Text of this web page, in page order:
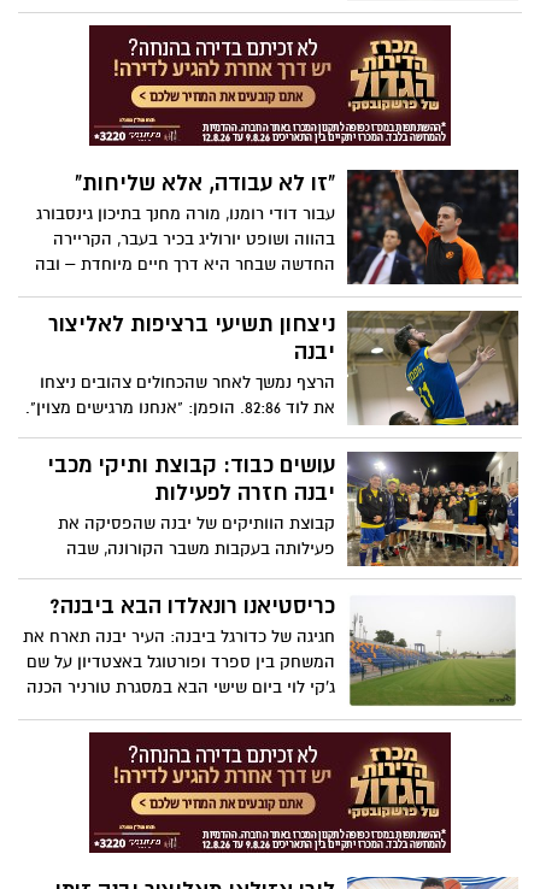
נוער ותושבים רבים לקיים פעילות ספורטיבית
במגרשי הספורט השכונתיים. בהתאם
להחלטת ראש העיר, רועי גבאי, יורחבו שעות
לעודד ספורט קהילתי-חוויתי קרוב לבית
"זו לא עבודה, אלא שליחות"
עבור דודי רומנו, מורה מחנך בתיכון גינסבורג
בהווה ושופט יורוליג בכיר בעבר, הקריירה
החדשה שבחר היא דרך חיים מיוחדת – ובה
ליבניתון מספר דודי על ההחלטה שקיבל,
לעזוב את כל מה שבנה ולהתמקד בחינוך
הדור הבא, ההפתעה המיוחדת שהכינו לו
התלמידים, הלמידה מהמורה האגדי של יבנה
משה דיין וגם: שכר המורים הזעום ורמת
החינוך ביבנה
ניצחון תשיעי ברציפות לאליצור
יבנה
הרצף נמשך לאחר שהכחולים צהובים ניצחו
את לוד 82:86. הופמן: "אנחנו מרגישים מצוין".
הקבוצה של המאמן אורי קוקיה תחפש ניצחון
עשירי רצוף מחר בבית נגש קאית אונו
עושים כבוד: קבוצת ותיקי מכבי
יבנה חזרה לפעילות
קבוצת הוותיקים של יבנה שהפסיקה את
פעילותה בעקבות משבר הקורונה, שבה
לפעילות באירוע מרגש. אלי כהן: "פשוט חוויה
גדולה וגאווה אדירה"
כריסטיאנו רונאלדו הבא ביבנה?
חגיגה של כדורגל ביבנה: העיר יבנה תארח את
המשחק בין ספרד ופורטוגל באצטדיון על שם
ג'קי לוי ביום שישי הבא במסגרת טורניר הכנה
בכריסטיאנו רונאלדו הבא!